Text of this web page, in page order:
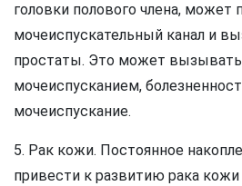
головки полового члена, может
мочеиспускательный канал и
простаты. Это может
мочеиспусканием,
мочеиспускание.
5. Рак кожи. Постоянное
привести к развитию рака